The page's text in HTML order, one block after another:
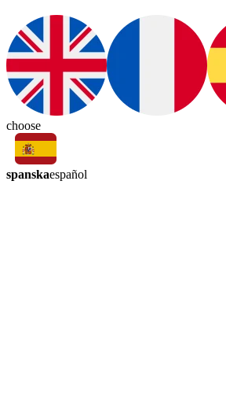
choose
spanskaespañol